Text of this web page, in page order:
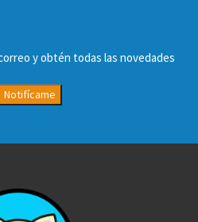
y obtén todas las novedades
Notifícame